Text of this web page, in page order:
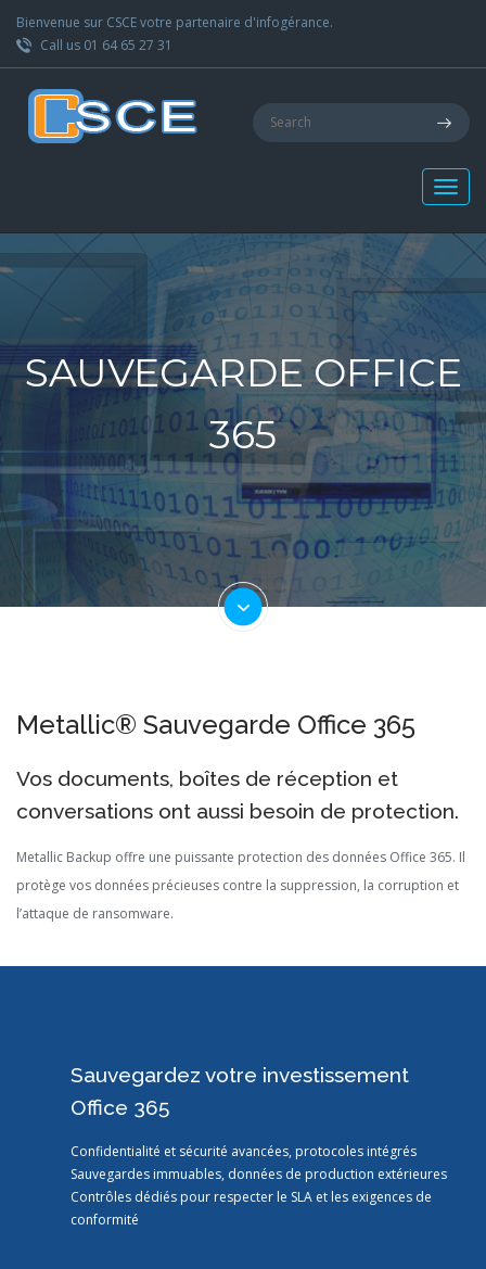
Bienvenue sur CSCE votre partenaire d'infogérance.
Call us 01 64 65 27 31
SAUVEGARDE OFFICE
365
Metallic® Sauvegarde Office 365
Vos documents, boîtes de réception et
conversations ont aussi besoin de protection.
Metallic Backup offre une puissante protection des données Office 365. Il
protège vos données précieuses contre la suppression, la corruption et
l’attaque de ransomware.
Sauvegardez votre investissement
Office 365
Confidentialité et sécurité avancées, protocoles intégrés
Sauvegardes immuables, données de production extérieures
Contrôles dédiés pour respecter le SLA et les exigences de
conformité